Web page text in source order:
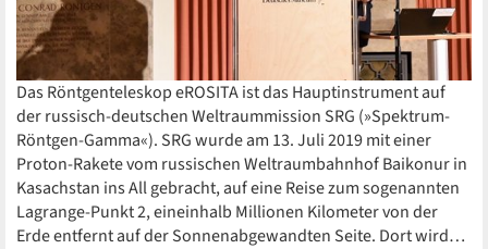
Das Röntgenteleskop eROSITA ist das Hauptinstrument auf
der russisch-deutschen Weltraummission SRG (»Spektrum-
Röntgen-Gamma«). SRG wurde am 13. Juli 2019 mit einer
Proton-Rakete vom russischen Weltraumbahnhof Baikonur in
Kasachstan ins All gebracht, auf eine Reise zum sogenannten
Lagrange-Punkt 2, eineinhalb Millionen Kilometer von der
Erde entfernt auf der Sonnenabgewandten Seite. Dort wird…